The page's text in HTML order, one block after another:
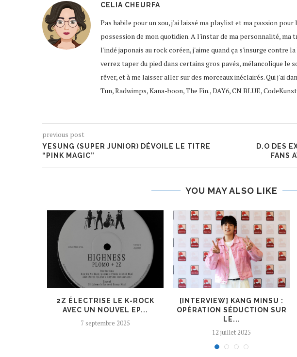
CELIA CHEURFA
Pas habile pour un sou, j'ai laissé ma playlist et ma passion
possession de mon quotidien. A l'instar de ma personnalité,
l'indé japonais au rock coréen, j'aime quand ça s'insurge contre
verrez taper du pied dans certains gros pavés, mélancolique le
rêver, et à me laisser aller sur des morceaux inéclairés. Qui j'ai
Tun, Radwimps, Kana-boon, The Fin., DAY6, CN BLUE,
previous post
YESUNG (SUPER JUNIOR) DÉVOILE LE TITRE
“PINK MAGIC”
D.O DES
FANS
YOU MAY ALSO LIKE
2Z ÉLECTRISE LE K-ROCK
AVEC UN NOUVEL EP...
7 septembre 2025
[INTERVIEW] KANG MINSU :
OPÉRATION SÉDUCTION SUR
LE...
12 juillet 2025